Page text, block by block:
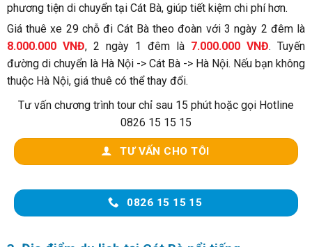
phương tiện di chuyển tại Cát Bà, giúp tiết kiệm chi phí hơn.
Giá thuê xe 29 chỗ đi Cát Bà theo đoàn với 3 ngày 2 đêm là
8.000.000 VNĐ, 2 ngày 1 đêm là 7.000.000 VNĐ. Tuyến
đường di chuyển là Hà Nội -> Cát Bà -> Hà Nội. Nếu bạn không
thuộc Hà Nội, giá thuê có thể thay đổi.
Tư vấn chương trình tour chỉ sau 15 phút hoặc gọi Hotline
0826 15 15 15
TƯ VẤN CHO TÔI
0826 15 15 15